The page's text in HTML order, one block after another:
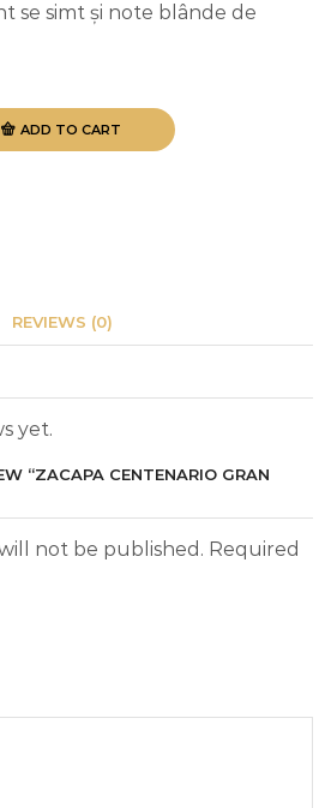
se simt și note blânde de
ADD TO CART
REVIEWS (0)
yet.
“ZACAPA CENTENARIO GRAN
not be published. Required